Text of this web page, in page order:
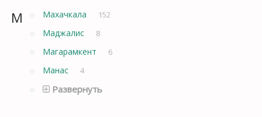
М Махачкала 152
Маджалис 8
Магарамкент 6
Манас 4
Развернуть